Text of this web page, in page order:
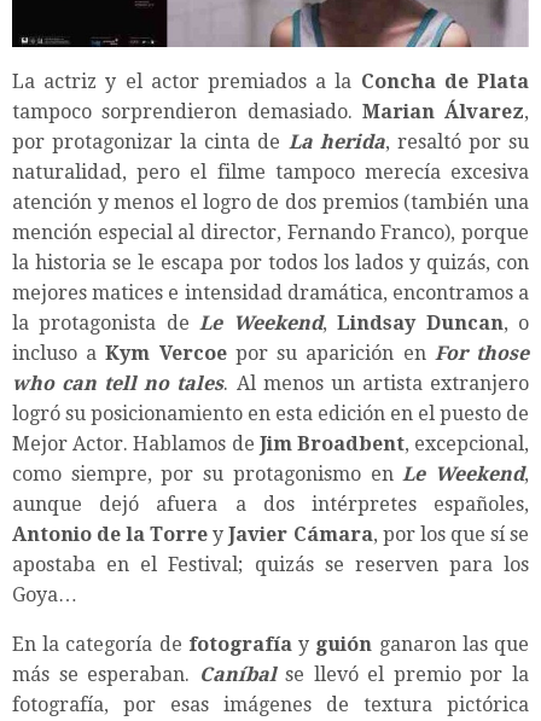
La actriz y el actor premiados a la Concha de Plata
tampoco sorprendieron demasiado. Marian Álvarez,
por protagonizar la cinta de La herida, resaltó por su
naturalidad, pero el filme tampoco merecía excesiva
atención y menos el logro de dos premios (también una
mención especial al director, Fernando Franco), porque
la historia se le escapa por todos los lados y quizás, con
mejores matices e intensidad dramática, encontramos a
la protagonista deLe Weekend,Lindsay Duncan, o
incluso aKym Vercoepor su aparición en For those
who can tell no tales. Al menos un artista extranjero
logró su posicionamiento en esta edición en el puesto de
Mejor Actor. Hablamos de Jim Broadbent, excepcional,
como siempre, por su protagonismo enLe Weekend,
aunque dejó afuera a dos intérpretes españoles,
Antonio de la Torre yJavier Cámara, por los que sí se
apostaba en el Festival; quizás se reserven para los
Goya…
En la categoría de fotografíay guión ganaron las que
más se esperaban. Caníbalse llevó el premio por la
fotografía, por esas imágenes de textura pictórica